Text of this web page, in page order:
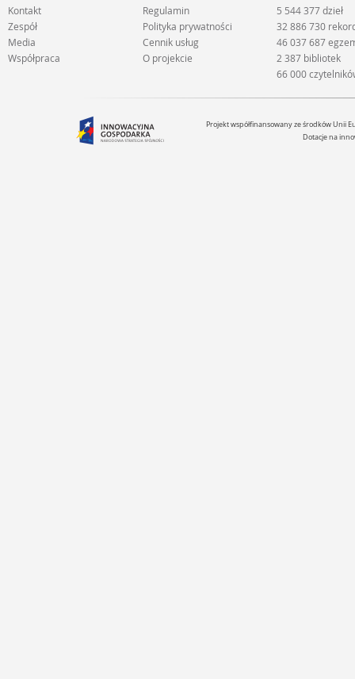
Kontakt
Zespół
Media
Współpraca
Regulamin
Polityka prywatności
Cennik usług
O projekcie
5 544 377 dzieł
32 886 730
46 037 687
2 387 bibliotek
66 000
Projekt współfinansowany ze środków Unii
Dotacje na